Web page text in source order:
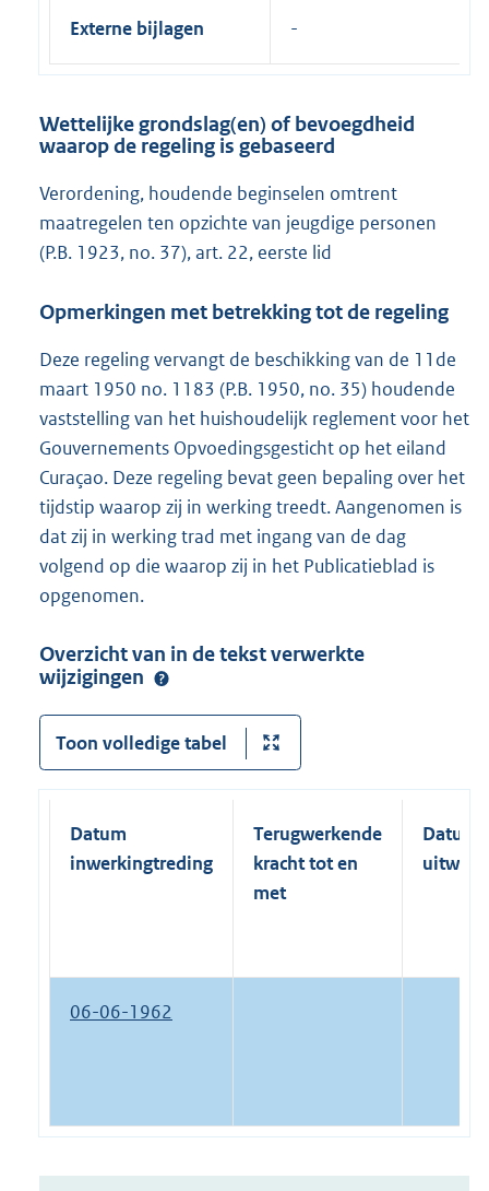
Externe bijlagen
Wettelijke grondslag(en) of bevoegdheid
waarop de regeling is gebaseerd
Verordening, houdende beginselen omtrent
maatregelen ten opzichte van jeugdige personen
(P.B. 1923, no. 37), art. 22, eerste lid
Opmerkingen met betrekking tot de regeling
Deze regeling vervangt de beschikking van de 11de
maart 1950 no. 1183 (P.B. 1950, no. 35) houdende
vaststelling van het huishoudelijk reglement voor het
Gouvernements Opvoedingsgesticht op het eiland
Curaçao. Deze regeling bevat geen bepaling over het
tijdstip waarop zij in werking treedt. Aangenomen is
dat zij in werking trad met ingang van de dag
volgend op die waarop zij in het Publicatieblad is
opgenomen.
Overzicht van in de tekst verwerkte
wijzigingen
Toon volledige tabel
Datum
inwerkingtreding
Terugwerkende
kracht tot en
met
Datum
06-06-1962